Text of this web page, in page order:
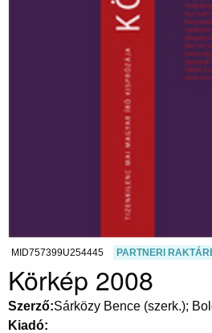
MID757399U254445 PARTNERI
Körkép 2008
Szerző Sárközy Bence (szerk.);
Kiadó